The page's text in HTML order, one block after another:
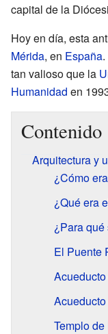
capital de la
Hoy en día, esta
Mérida, en España
tan valioso que la
Humanidad en
Contenido
Arquitectura y
¿Cómo
¿Qué era
¿Para
El Puente
Templo